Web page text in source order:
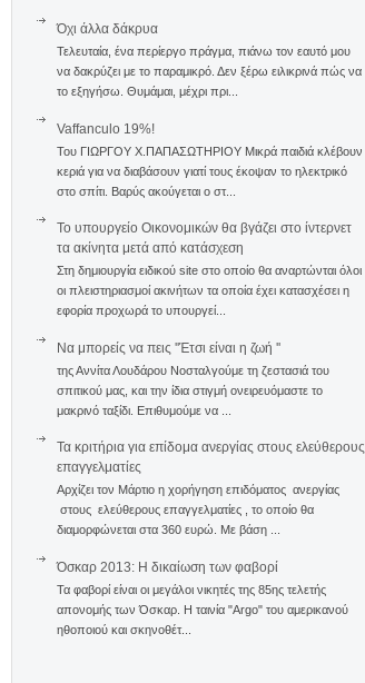
Όχι άλλα δάκρυα
Τελευταία, ένα περίεργο πράγμα, πιάνω τον εαυτό μου
να δακρύζει με το παραμικρό. Δεν ξέρω ειλικρινά πώς να
το εξηγήσω. Θυμάμαι, μέχρι πρι...
Vaffanculo 19%!
Του ΓΙΩΡΓΟΥ Χ.ΠΑΠΑΣΩΤΗΡΙΟΥ Μικρά παιδιά κλέβουν
κεριά για να διαβάσουν γιατί τους έκοψαν το ηλεκτρικό
στο σπίτι. Βαρύς ακούγεται ο στ...
To υπουργείο Οικονομικών θα βγάζει στο ίντερνετ
τα ακίνητα μετά από κατάσχεση
Στη δημιουργία ειδικού site στο οποίο θα αναρτώνται όλοι
οι πλειστηριασμοί ακινήτων τα οποία έχει κατασχέσει η
εφορία προχωρά το υπουργεί...
Να μπορείς να πεις ''Έτσι είναι η ζωή ''
της Αννίτα Λουδάρου Νοσταλγούμε τη ζεστασιά του
σπιτικού μας, και την ίδια στιγμή ονειρευόμαστε το
μακρινό ταξίδι. Επιθυμούμε να ...
Τα κριτήρια για επίδομα ανεργίας στους ελεύθερους
επαγγελματίες
Αρχίζει τον Μάρτιο η χορήγηση επιδόματος ανεργίας
στους ελεύθερους επαγγελματίες , το οποίο θα
διαμορφώνεται στα 360 ευρώ. Με βάση ...
Όσκαρ 2013: Η δικαίωση των φαβορί
Τα φαβορί είναι οι μεγάλοι νικητές της 85ης τελετής
απονομής των Όσκαρ. Η ταινία "Αrgo" του αμερικανού
ηθοποιού και σκηνοθέτ...